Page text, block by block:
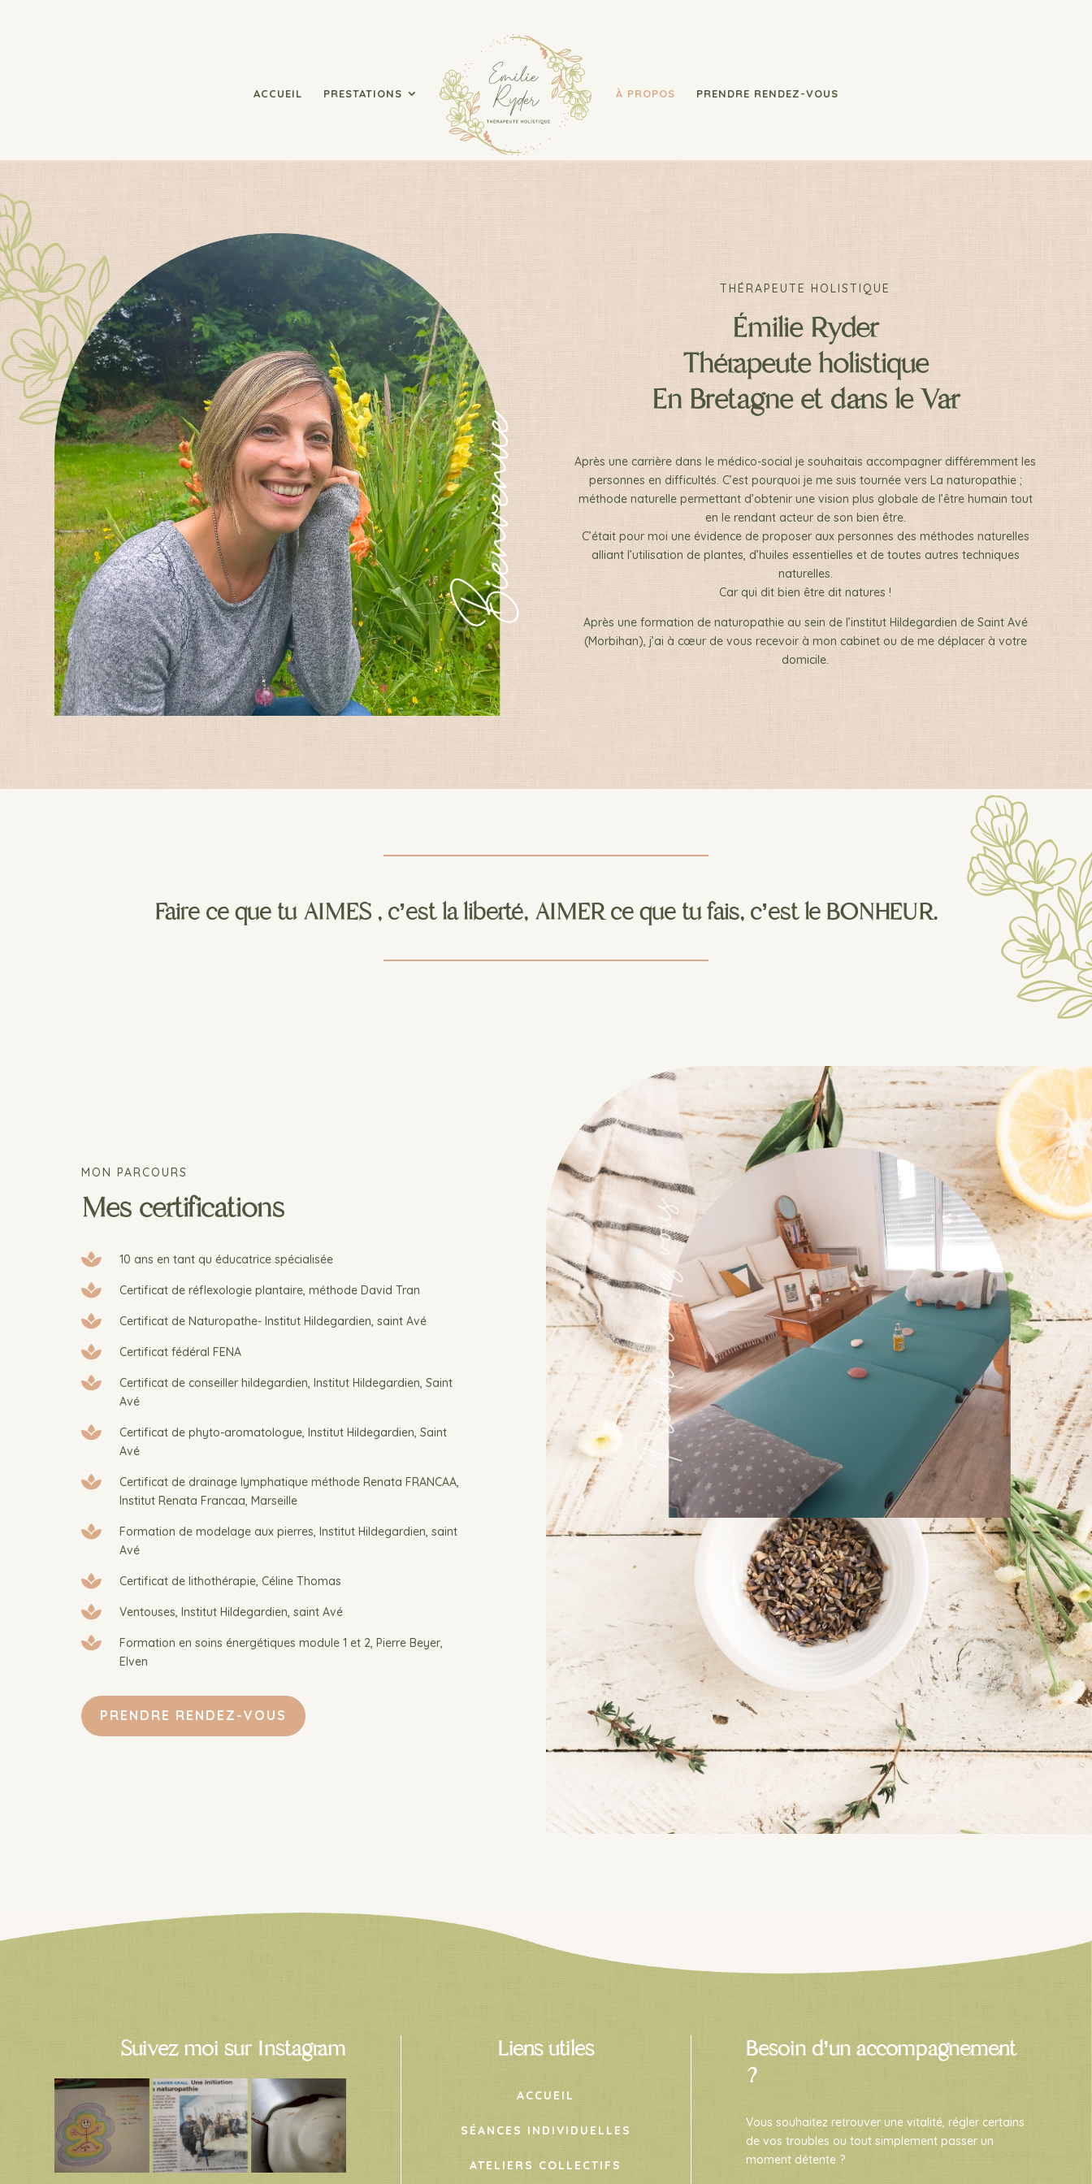
ACCUEIL PRESTATIONS À PROPOS PRENDRE RENDEZ-VOUS
THÉRAPEUTE HOLISTIQUE
Émilie Ryder
Thérapeute holistique
En Bretagne et dans le Var
Après une carrière dans le médico-social je souhaitais accompagner différemment les
personnes en difficultés. C’est pourquoi je me suis tournée vers La naturopathie ;
méthode naturelle permettant d’obtenir une vision plus globale de l’être humain tout
en le rendant acteur de son bien être.
C’était pour moi une évidence de proposer aux personnes des méthodes naturelles
alliant l’utilisation de plantes, d’huiles essentielles et de toutes autres techniques
naturelles.
Car qui dit bien être dit natures !
Après une formation de naturopathie au sein de l’institut Hildegardien de Saint Avé
(Morbihan), j’ai à cœur de vous recevoir à mon cabinet ou de me déplacer à votre
domicile.
Faire ce que tu AIMES , c’est la liberté, AIMER ce que tu fais, c’est le BONHEUR.
MON PARCOURS
Mes certifications
 10 ans en tant qu éducatrice spécialisée
 Certificat de réflexologie plantaire, méthode David Tran
 Certificat de Naturopathe- Institut Hildegardien, saint Avé
 Certificat fédéral FENA

Certificat de conseiller hildegardien, Institut Hildegardien, Saint
Avé

Certificat de phyto-aromatologue, Institut Hildegardien, Saint
Avé

Certificat de drainage lymphatique méthode Renata FRANCAA,
Institut Renata Francaa, Marseille

Formation de modelage aux pierres, Institut Hildegardien, saint
Avé
 Certificat de lithothérapie, Céline Thomas
 Ventouses, Institut Hildegardien, saint Avé

Formation en soins énergétiques module 1 et 2, Pierre Beyer,
Elven
PRENDRE RENDEZ-VOUS
Suivez moi sur Instagram Liens utiles
ACCUEIL
SÉANCES INDIVIDUELLES
ATELIERS COLLECTIFS
Besoin d’un accompagnement
?
Vous souhaitez retrouver une vitalité, régler certains
de vos troubles ou tout simplement passer un
moment détente ?